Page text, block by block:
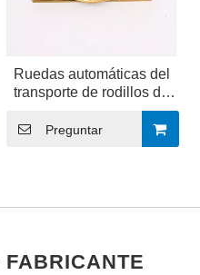
Ruedas automáticas del
transporte de rodillos de
la puerta deslizante del
surco de U para las pistas
Preguntar